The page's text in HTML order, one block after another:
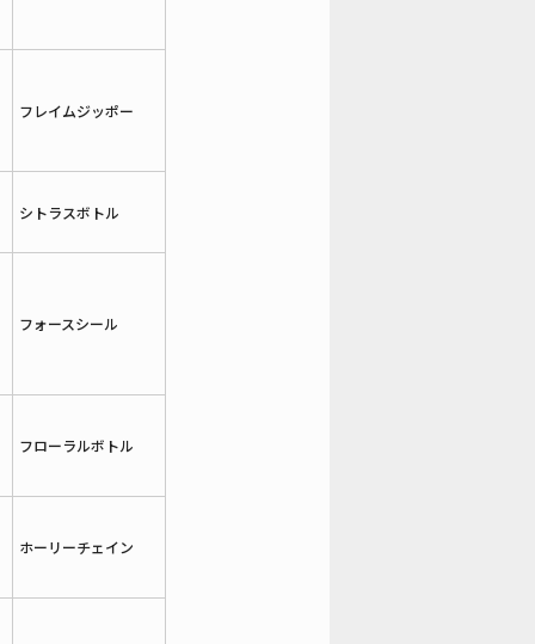
フレイムジッポー
シトラスボトル
フォースシール
フローラルボトル
ホーリーチェイン